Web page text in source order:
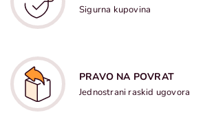
Sigurna kupovina
PRAVO NA POVRAT
Jednostrani raskid ugovora